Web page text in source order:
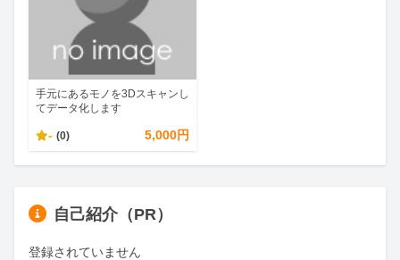
手元にあるモノを3Dスキャンし
てデータ化します
- (0) 5,000円
自己紹介（PR）
登録されていません